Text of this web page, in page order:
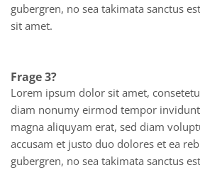
gubergren, no sea takimata sanctus
sit amet.
Frage 3?
Lorem ipsum dolor sit amet,
diam nonumy eirmod tempor
magna aliquyam erat, sed diam
accusam et justo duo dolores et ea
gubergren, no sea takimata sanctus